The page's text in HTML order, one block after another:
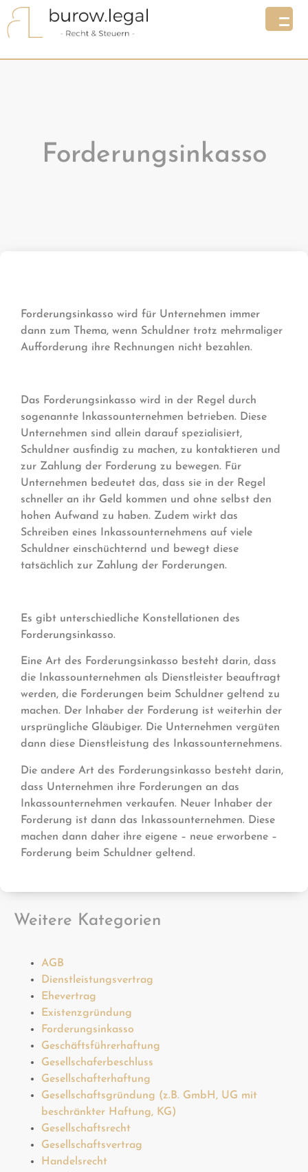
Forderungsinkasso
Forderungsinkasso wird für Unternehmen immer
dann zum Thema, wenn Schuldner trotz mehrmaliger
Aufforderung ihre Rechnungen nicht bezahlen.
Das Forderungsinkasso wird in der Regel durch
sogenannte Inkassounternehmen betrieben. Diese
Unternehmen sind allein darauf spezialisiert,
Schuldner ausfindig zu machen, zu kontaktieren und
zur Zahlung der Forderung zu bewegen. Für
Unternehmen bedeutet das, dass sie in der Regel
schneller an ihr Geld kommen und ohne selbst den
hohen Aufwand zu haben. Zudem wirkt das
Schreiben eines Inkassounternehmens auf viele
Schuldner einschüchternd und bewegt diese
tatsächlich zur Zahlung der Forderungen.
Es gibt unterschiedliche Konstellationen des
Forderungsinkasso.
Eine Art des Forderungsinkasso besteht darin, dass
die Inkassounternehmen als Dienstleister beauftragt
werden, die Forderungen beim Schuldner geltend zu
machen. Der Inhaber der Forderung ist weiterhin der
ursprüngliche Gläubiger. Die Unternehmen vergüten
dann diese Dienstleistung des Inkassounternehmens.
Die andere Art des Forderungsinkasso besteht darin,
dass Unternehmen ihre Forderungen an das
Inkassounternehmen verkaufen. Neuer Inhaber der
Forderung ist dann das Inkassounternehmen. Diese
machen dann daher ihre eigene – neue erworbene –
Forderung beim Schuldner geltend.
Weitere Kategorien
AGB
Dienstleistungsvertrag
Ehevertrag
Existenzgründung
Forderungsinkasso
Geschäftsführerhaftung
Gesellschaferbeschluss
Gesellschafterhaftung
Gesellschaftsgründung (z.B. GmbH, UG mit
beschränkter Haftung, KG)
Gesellschaftsrecht
Gesellschaftsvertrag
Handelsrecht